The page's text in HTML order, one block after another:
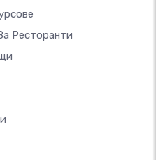
Ресторанти